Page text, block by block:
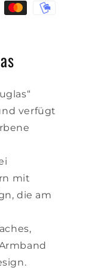
verfügt
mit
die am